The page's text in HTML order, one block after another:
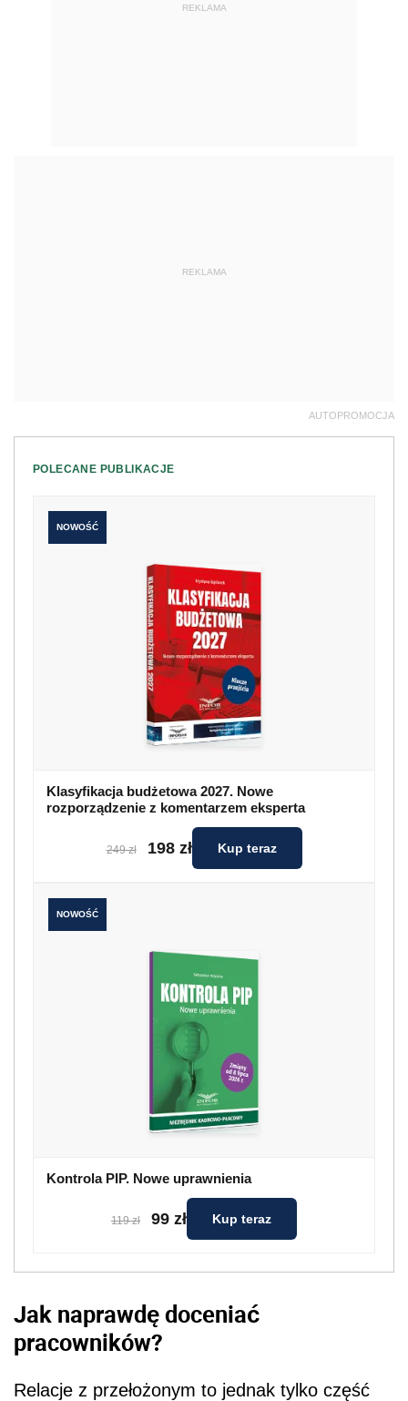
REKLAMA
REKLAMA
AUTOPROMOCJA
POLECANE PUBLIKACJE
NOWOŚĆ
Klasyfikacja budżetowa 2027. Nowe
rozporządzenie z komentarzem eksperta
249 zł 198 zł Kup teraz
NOWOŚĆ
Kontrola PIP. Nowe uprawnienia
119 zł 99 zł Kup teraz
Jak naprawdę doceniać
pracowników?
Relacje z przełożonym to jednak tylko część